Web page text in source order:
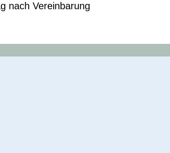
nach Vereinbarung